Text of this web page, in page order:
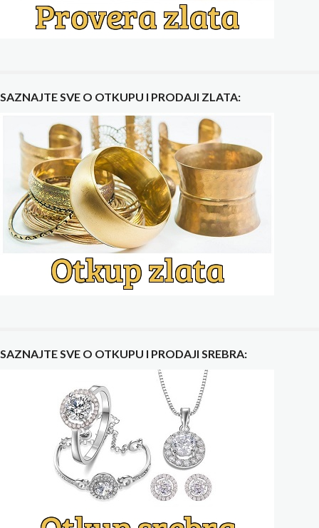
SAZNAJTE SVE O OTKUPU I PRODAJI ZLATA:
SAZNAJTE SVE O OTKUPU I PRODAJI SREBRA: